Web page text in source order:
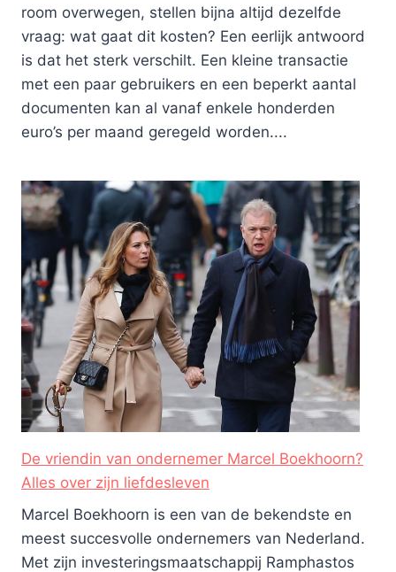
room overwegen, stellen bijna altijd dezelfde
vraag: wat gaat dit kosten? Een eerlijk antwoord
is dat het sterk verschilt. Een kleine transactie
met een paar gebruikers en een beperkt aantal
documenten kan al vanaf enkele honderden
euro’s per maand geregeld worden....
De vriendin van ondernemer Marcel Boekhoorn?
Alles over zijn liefdesleven
Marcel Boekhoorn is een van de bekendste en
meest succesvolle ondernemers van Nederland.
Met zijn investeringsmaatschappij Ramphastos